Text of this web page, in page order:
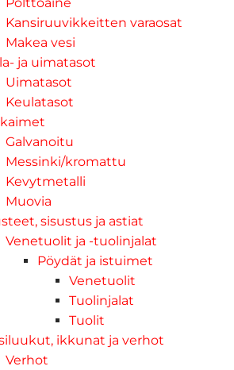
Kansiruuvikkeitten varaosat
Makea vesi
ja uimatasot
Uimatasot
Keulatasot
Galvanoitu
Messinki/kromattu
Kevytmetalli
Muovia
sisustus ja astiat
Venetuolit ja -tuolinjalat
Pöydät ja istuimet
Venetuolit
Tuolinjalat
Tuolit
ikkunat ja verhot
Verhot